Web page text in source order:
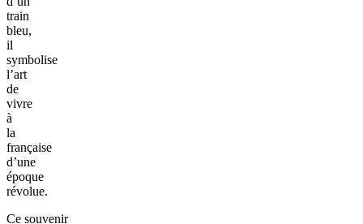
train
bleu,
il
symbolise
l’art
de
vivre
à
la
française
d’une
époque
révolue.
Ce souvenir